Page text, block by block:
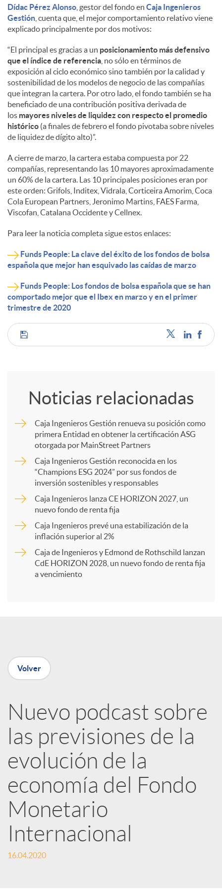
Dídac Pérez Alonso , gestor del fondo en Caja Ingenieros
Gestión , cuenta que, el mejor comportamiento relativo viene
explicado principalmente por dos motivos:
“El principal es gracias a un posicionamiento más defensivo
que el índice de referencia , no sólo en términos de
exposición al ciclo económico sino también por la calidad y
sostenibilidad de los modelos de negocio de las compañías
que integran la cartera. Por otro lado, el fondo también se ha
beneficiado de una contribución positiva derivada de
los mayores niveles de liquidez con respecto el promedio
histórico (a finales de febrero el fondo pivotaba sobre niveles
de liquidez de dígito alto)”.
A cierre de marzo, la cartera estaba compuesta por 22
compañías, representando las 10 mayores aproximadamente
un 60% de la cartera. Las 10 principales posiciones eran por
este orden: Grifols, Inditex, Vidrala, Corticeira Amorim, Coca
Cola European Partners, Jeronimo Martins, FAES Farma,
Viscofan, Catalana Occidente y Cellnex.
Para leer la noticia completa sigue estos enlaces:
Funds People: La clave del éxito de los fondos de bolsa
española que mejor han esquivado las caídas de marzo
Funds People: Los fondos de bolsa española que se han
comportado mejor que el Ibex en marzo y en el primer
trimestre de 2020
C
m
r
n
R
e
d
e
s
S
Noticias relacionadas
Caja Ingenieros Gestión renueva su posición como
primera Entidad en obtener la certificación ASG
otorgada por MainStreet Partners
Caja Ingenieros Gestión reconocida en los
“Champions ESG 2024” por sus fondos de
inversión sostenibles y responsables
Caja Ingenieros lanza CE HORIZON 2027, un
nuevo fondo de renta fija
Caja Ingenieros prevé una estabilización de la
inflación superior al 2%
Caja de Ingenieros y Edmond de Rothschild lanzan
CdE HORIZON 2028, un nuevo fondo de renta fija
a vencimiento
Volver
Nuevo podcast sobre
las previsiones de la
evolución de la
economía del Fondo
Monetario
Internacional
16.04.2020